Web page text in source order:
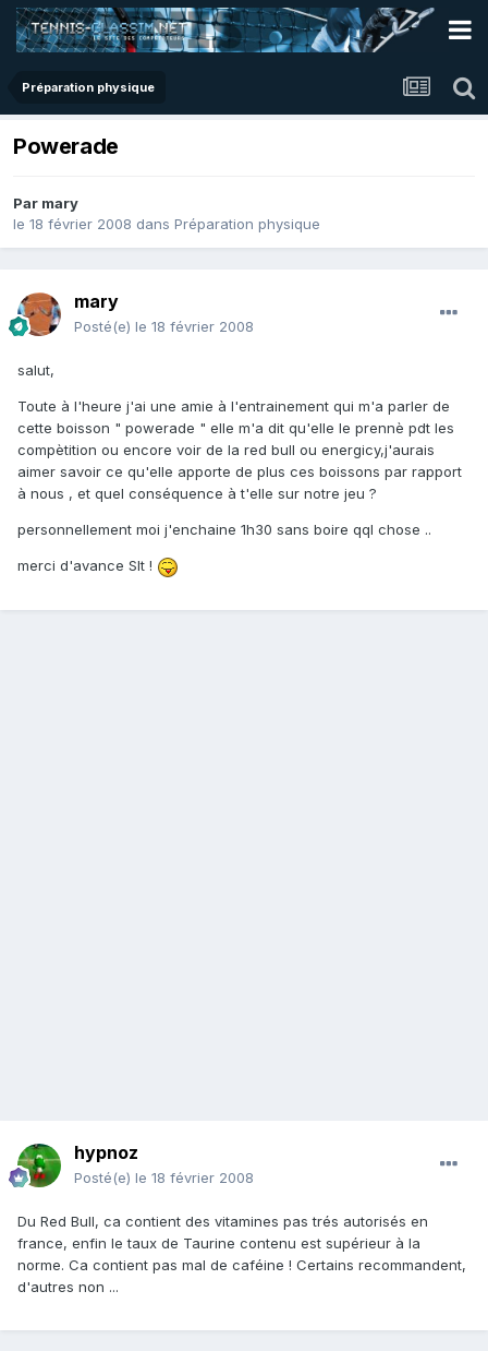
Préparation physique
Powerade
Par mary
le 18 février 2008 dans Préparation physique
mary
Posté(e) le 18 février 2008
salut,
Toute à l'heure j'ai une amie à l'entrainement qui m'a parler de
cette boisson " powerade " elle m'a dit qu'elle le prennè pdt les
compètition ou encore voir de la red bull ou energicy,j'aurais
aimer savoir ce qu'elle apporte de plus ces boissons par rapport
à nous , et quel conséquence à t'elle sur notre jeu ?
personnellement moi j'enchaine 1h30 sans boire qql chose ..
merci d'avance Slt !
hypnoz
Posté(e) le 18 février 2008
Du Red Bull, ca contient des vitamines pas trés autorisés en
france, enfin le taux de Taurine contenu est supérieur à la
norme. Ca contient pas mal de caféine ! Certains recommandent,
d'autres non ...